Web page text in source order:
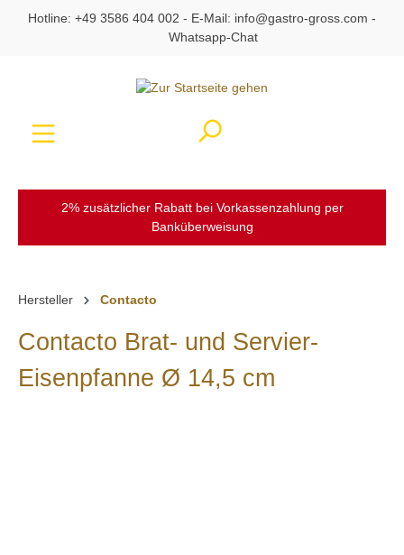
springen
Hotline: +49 3586 404 002 - E-Mail: info@gastro-gross.com -
Whatsapp-Chat
2% zusätzlicher Rabatt bei Vorkassenzahlung per
Banküberweisung
Hersteller Contacto
Contacto Brat- und Servier-
Eisenpfanne Ø 14,5 cm